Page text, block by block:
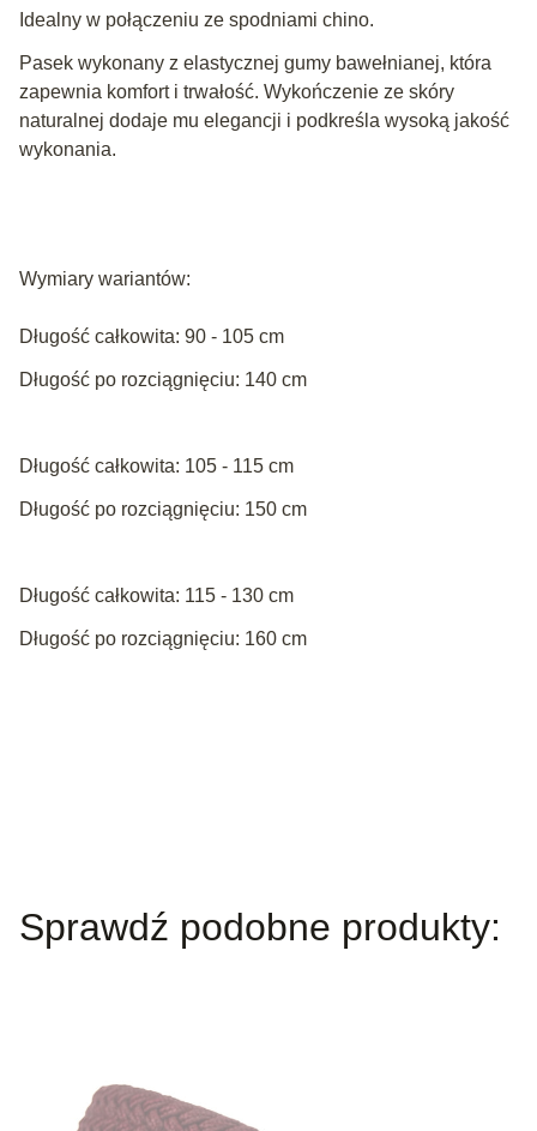
Idealny w połączeniu ze spodniami chino.
Pasek wykonany z elastycznej gumy bawełnianej, która
zapewnia komfort i trwałość. Wykończenie ze skóry
naturalnej dodaje mu elegancji i podkreśla wysoką jakość
wykonania.
Wymiary wariantów:
Długość całkowita: 90 - 105 cm
Długość po rozciągnięciu: 140 cm
Długość całkowita: 105 - 115 cm
Długość po rozciągnięciu: 150 cm
Długość całkowita: 115 - 130 cm
Długość po rozciągnięciu: 160 cm
Sprawdź podobne produkty: